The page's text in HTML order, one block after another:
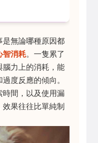
是無論哪種原因都
智消耗。一隻累了
腦力上的消耗，能
度反應的傾向。
時間，以及使用漏
果往往比單純制